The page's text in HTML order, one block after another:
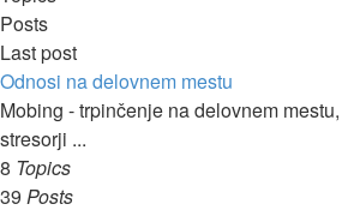
Posts
Last post
Odnosi na delovnem mestu
Mobing - trpinčenje na delovnem
stresorji ...
8 Topics
39 Posts